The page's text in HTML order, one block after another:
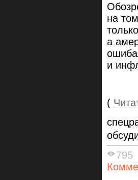
на
а
и
(
795